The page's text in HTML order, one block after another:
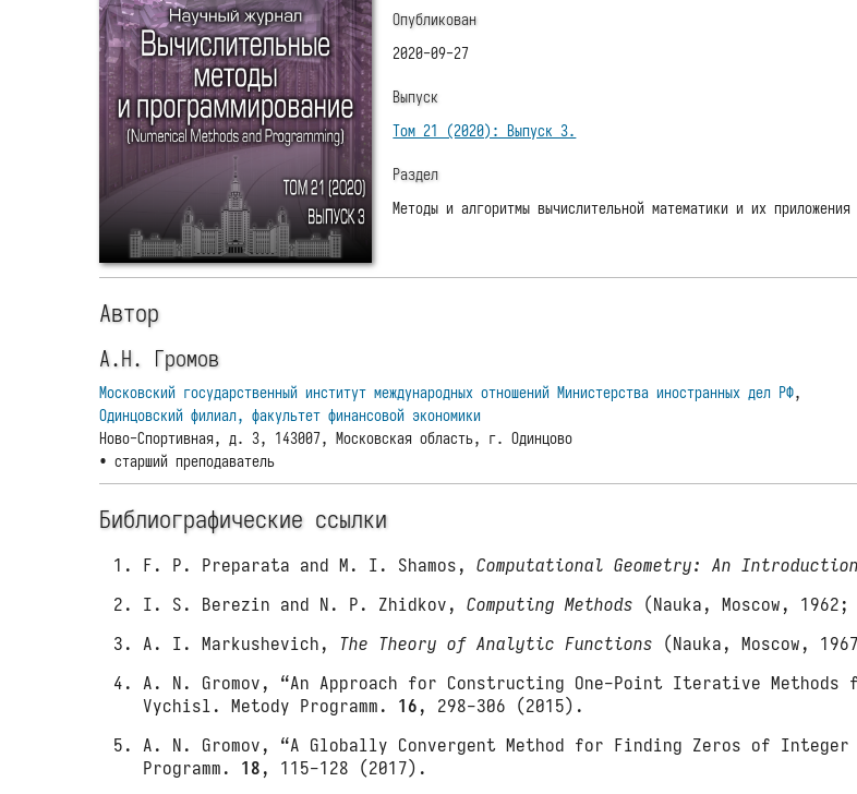
Опубликован
2020-09-27
Выпуск
Том 21 (2020): Выпуск 3.
Раздел
Методы и алгоритмы вычислительной математики и их приложения
Автор
А.Н. Громов
Московский государственный институт международных отношений Министерства иностранных дел РФ,
Одинцовский филиал, факультет финансовой экономики
Ново-Спортивная, д. 3, 143007, Московская область, г. Одинцово
• старший преподаватель
Библиографические ссылки
F. P. Preparata and M. I. Shamos,Computational Geometry: An Introduction
I. S. Berezin and N. P. Zhidkov,Computing Methods (Nauka, Moscow,
A. I. Markushevich, The Theory of Analytic Functions (Nauka, Moscow,
A. N. Gromov, “An Approach for Constructing One-Point Iterative
Vychisl. Metody Programm. 16, 298-306 (2015).
A. N. Gromov, “A Globally Convergent Method for Finding Zeros of
Programm. 18, 115-128 (2017).